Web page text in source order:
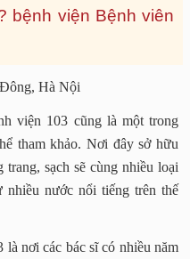
bệnh viện Bệnh viên
Hà Nội
viện 103 cũng là một trong
tham khảo. Nơi đây sở hữu
sạch sẽ cùng nhiều loại
nước nổi tiếng trên thế
nơi các bác sĩ có nhiều năm